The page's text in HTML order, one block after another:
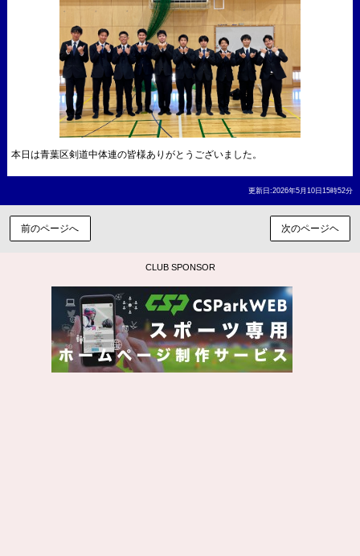
本日は青葉区剣道中体連の皆様ありがとうございました。
更新日:2026年5月10日15時52分
前のページへ 次のページヘ
CLUB SPONSOR